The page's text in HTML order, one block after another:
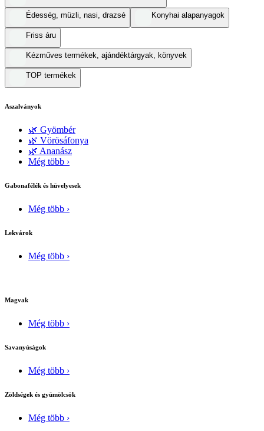
Édesség, müzli, nasi, drazsé Konyhai alapanyagok
Friss áru
Kézműves termékek, ajándéktárgyak, könyvek
TOP termékek
Aszalványok
🌿 Gyömbér
🌿 Vörösáfonya
🌿 Ananász
Még több ›
Gabonafélék és hüvelyesek
Még több ›
Lekvárok
Még több ›
Magvak
Még több ›
Savanyúságok
Még több ›
Zöldségek és gyümölcsök
Még több ›